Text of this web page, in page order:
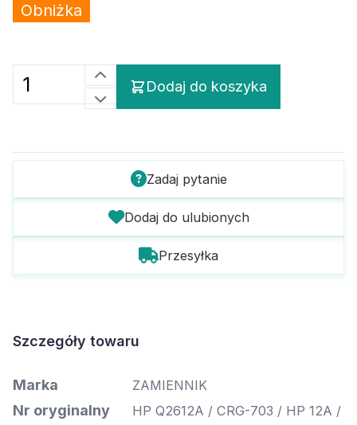
Obniżka
Dodaj do koszyka
Zadaj pytanie
Dodaj do ulubionych
Przesyłka
Szczegóły towaru
Marka ZAMIENNIK
Nr oryginalny
HP Q2612A / CRG-703 / HP 12A /